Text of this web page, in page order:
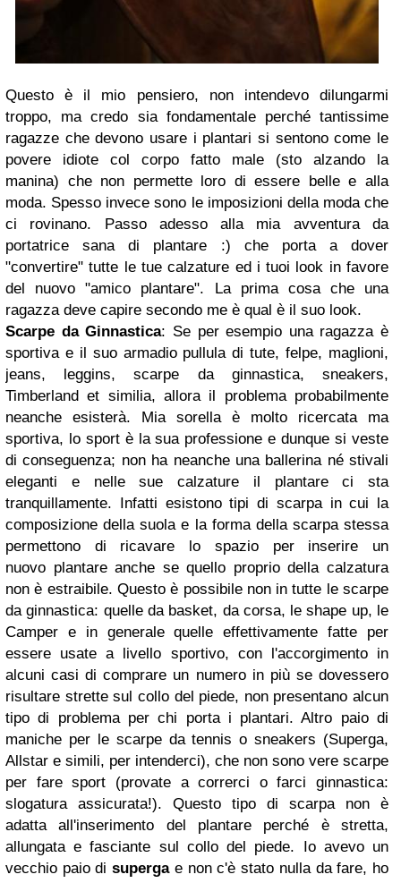
Questo è il mio pensiero, non intendevo dilungarmi
troppo, ma credo sia fondamentale perché tantissime
ragazze che devono usare i plantari si sentono come le
povere idiote col corpo fatto male (sto alzando la
manina) che non permette loro di essere belle e alla
moda. Spesso invece sono le imposizioni della moda che
ci rovinano. Passo adesso alla mia avventura da
portatrice sana di plantare :) che porta a dover
"convertire" tutte le tue calzature ed i tuoi look in favore
del nuovo "amico plantare". La prima cosa che una
ragazza deve capire secondo me è qual è il suo look.
Scarpe da Ginnastica: Se per esempio una ragazza è
sportiva e il suo armadio pullula di tute, felpe, maglioni,
jeans, leggins, scarpe da ginnastica, sneakers,
Timberland et similia, allora il problema probabilmente
neanche esisterà. Mia sorella è molto ricercata ma
sportiva, lo sport è la sua professione e dunque si veste
di conseguenza; non ha neanche una ballerina né stivali
eleganti e nelle sue calzature il plantare ci sta
tranquillamente. Infatti esistono tipi di scarpa in cui la
composizione della suola e la forma della scarpa stessa
permettono di ricavare lo spazio per inserire un
nuovo plantare anche se quello proprio della calzatura
non è estraibile. Questo è possibile non in tutte le scarpe
da ginnastica: quelle da basket, da corsa, le shape up, le
Camper e in generale quelle effettivamente fatte per
essere usate a livello sportivo, con l'accorgimento in
alcuni casi di comprare un numero in più se dovessero
risultare strette sul collo del piede, non presentano alcun
tipo di problema per chi porta i plantari. Altro paio di
maniche per le scarpe da tennis o sneakers (Superga,
Allstar e simili, per intenderci), che non sono vere scarpe
per fare sport (provate a correrci o farci ginnastica:
slogatura assicurata!). Questo tipo di scarpa non è
adatta all'inserimento del plantare perché è stretta,
allungata e fasciante sul collo del piede. Io avevo un
vecchio paio disupergae non c'è stato nulla da fare, ho